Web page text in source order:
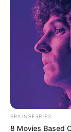
Archivo RCN
Policía capturó
Noviembre 30,
BRAINBERRIES
8 Movies Based